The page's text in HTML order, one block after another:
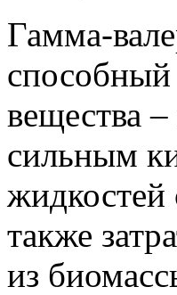
Гамма-
способный
вещества
сильным
жидкостей
также
из